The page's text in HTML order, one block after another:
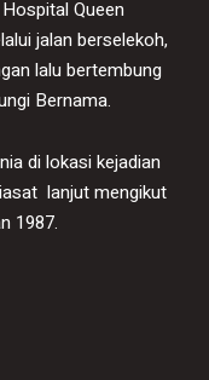
Queen
jalan berselekoh,
lalu bertembung
Bernama.
di lokasi kejadian
lanjut mengikut
1987.